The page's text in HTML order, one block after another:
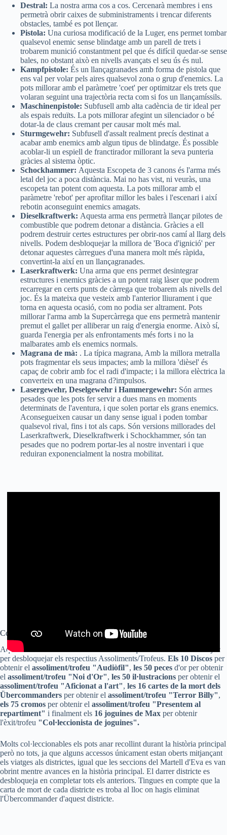
Destral: La nostra arma cos a cos. Cercenarà membres i ens
permetrà obrir caixes de subministraments i trencar diferents
obstacles, també es pot llençar.
Pistola: Una curiosa modificació de la Luger, ens permet tombar
qualsevol enemic sense blindatge amb un parell de trets i
trobarem munició constantment pel que és difícil quedar-se sense
bales, no obstant això en nivells avançats el seu ús és nul.
Kampfpistole: És un llançagranades amb forma de pistola que
ens val per volar pels aires qualsevol zona o grup d'enemics. La
pots millorar amb el paràmetre 'coet' per optimitzar els trets que
volaran seguint una trajectòria recta com si fos un llançamíssils.
Maschinenpistole: Subfusell amb alta cadència de tir ideal per
als espais reduïts. La pots millorar afegint un silenciador o bé
dotar-la de claus cremant per causar molt més mal.
Sturmgewehr: Subfusell d'assalt realment precís destinat a
acabar amb enemics amb algun tipus de blindatge. És possible
acoblar-li un espiell de franctirador millorant la seva punteria
gràcies al sistema òptic.
Schockhammer: Aquesta Escopeta de 3 canons és l'arma més
letal del joc a poca distància. Mai no has vist, ni veuràs, una
escopeta tan potent com aquesta. La pots millorar amb el
paràmetre 'rebot' per aprofitar millor les bales i l'escenari i així
rebotin aconseguint enemics amagats.
Dieselkraftwerk: Aquesta arma ens permetrà llançar pilotes de
combustible que podrem detonar a distància. Gràcies a ell
podrem destruir certes estructures per obrir-nos camí al llarg dels
nivells. Podem desbloquejar la millora de 'Boca d'ignició' per
detonar aquestes càrregues d'una manera molt més ràpida,
convertint-la així en un llançagranades.
Laserkraftwerk: Una arma que ens permet desintegrar
estructures i enemics gràcies a un potent raig làser que podrem
recarregar en certs punts de càrrega que trobarem als nivells del
joc. És la mateixa que vesteix amb l'anterior lliurament i que
torna en aquesta ocasió, com no podia ser altrament. Pots
millorar l'arma amb la Supercàrrega que ens permetrà mantenir
premut el gallet per alliberar un raig d'energia enorme. Això sí,
guarda l'energia per als enfrontaments més forts i no la
malbarates amb els enemics normals.
Magrana de mà: . La típica magrana, Amb la millora metralla
pots fragmentar els seus impactes; amb la millora 'dièsel' és
capaç de cobrir amb foc el radi d'impacte; i la millora elèctrica la
converteix en una magrana d?impulsos.
Lasergewehr, Deselgewehr i Hammergewehr: Són armes
pesades que les pots fer servir a dues mans en moments
determinats de l'aventura, i que solen portar els grans enemics.
Aconsegueixen causar un dany sense igual i poden tombar
qualsevol rival, fins i tot als caps. Són versions millorades del
Laserkraftwerk, Dieselkraftwerk i Schockhammer, són tan
pesades que no podrem portar-les al nostre inventari i que
reduiran exponencialment la nostra mobilitat.
Col·leccionables Wolfenstein II – The New Colossus
Aquí us mostrem tots els col·leccionables que hem de trobar en el joc
per desbloquejar els respectius Assoliments/Trofeus. Els 10 Discos per
obtenir el assoliment/trofeu "Audiòfil", les 50 peces d'or per obtenir
el assoliment/trofeu "Noi d'Or", les 50 il·lustracions per obtenir el
assoliment/trofeu "Aficionat a l'art", les 16 cartes de la mort dels
Übercommanders per obtenir el assoliment/trofeu "Terror Billy",
els 75 cromos per obtenir el assoliment/trofeu "Presentem al
repartiment" i finalment els 16 joguines de Max per obtenir
l'èxit/trofeu "Col·leccionista de joguines".
Molts col·leccionables els pots anar recollint durant la història principal
però no tots, ja que alguns accessos únicament estan oberts mitjançant
els viatges als districtes, igual que les seccions del Martell d'Eva es van
obrint mentre avances en la història principal. El darrer districte es
desbloqueja en completar tots els anteriors. Tingues en compte que la
carta de mort de cada districte es troba al lloc on hagis eliminat
l'Übercommander d'aquest districte.